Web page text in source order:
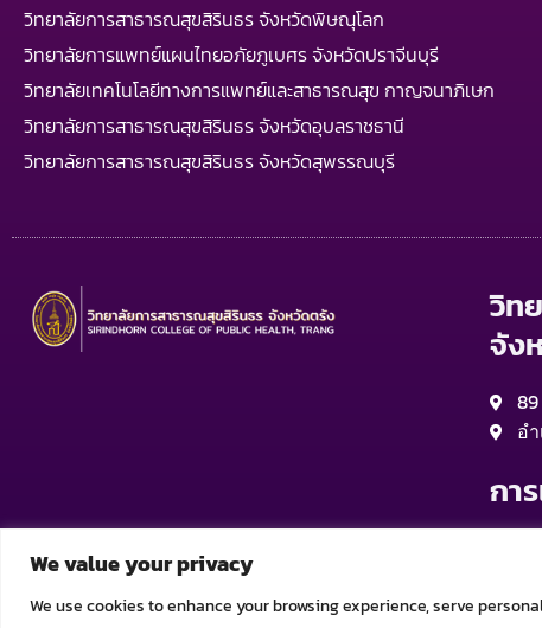
We value your privacy
We use cookies to enhance your browsing experience, serve
วิทยาลัยการสาธารณสุขสิรินธร จังหวัดพิษณุโลก
วิทยาลัยการแพทย์แผนไทยอภัยภูเบศร จังหวัดปราจีนบุรี
วิทยาลัยเทคโนโลยีทางการแพทย์และสาธารณสุข กาญจนาภิเษก
วิทยาลัยการสาธารณสุขสิรินธร จังหวัดอุบลราชธานี
วิทยาลัยการสาธารณสุขสิรินธร จังหวัดสุพรรณบุรี
วิท
จัง
อ
กา
จ